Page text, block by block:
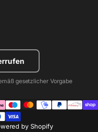
gesetzlicher Vorgabe
by Shopify